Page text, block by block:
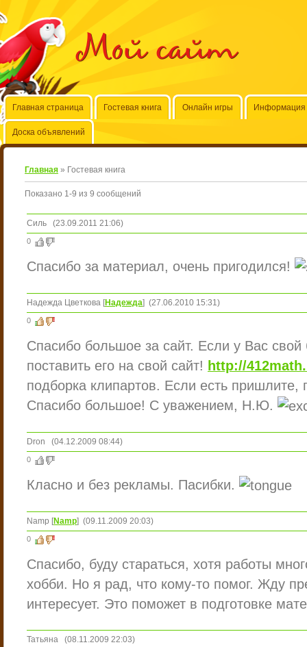
Мой сайт
Главная страница Гостевая книга Онлайн игры Информация
Доска объявлений
Главная » Гостевая книга
Показано 1-9 из 9 сообщений
Силь (23.09.2011 21:06)
0
Спасибо за материал, очень пригодился!
Надежда Цветкова [Надежда] (27.06.2010 15:31)
0
Спасибо большое за сайт. Если у Вас
поставить его на свой сайт! http://
подборка клипартов. Если есть пришлите,
Спасибо большое! С уважением, Н.Ю.
Dron (04.12.2009 08:44)
0
Класно и без рекламы. Пасибки.
Namp [Namp] (09.11.2009 20:03)
0
Спасибо, буду стараться, хотя работы
хобби. Но я рад, что кому-то помог. Жду
интересует. Это поможет в подготовке
Татьяна (08.11.2009 22:03)